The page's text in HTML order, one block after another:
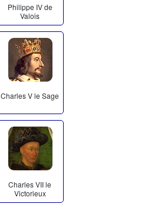
Philippe IV de
Valois
Charles V le Sage
Charles VII le
Victorieux